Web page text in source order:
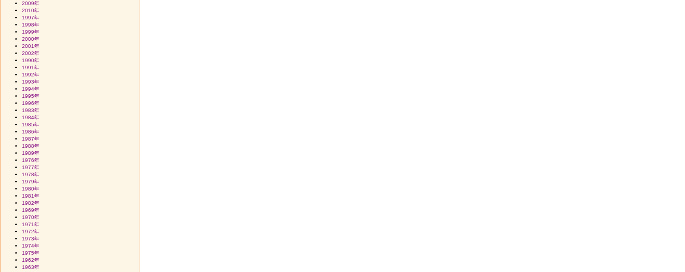
2009年
2010年
1997年
1998年
1999年
2000年
2001年
2002年
1990年
1991年
1992年
1993年
1994年
1995年
1996年
1983年
1984年
1985年
1986年
1987年
1988年
1989年
1976年
1977年
1978年
1979年
1980年
1981年
1982年
1969年
1970年
1971年
1972年
1973年
1974年
1975年
1962年
1963年